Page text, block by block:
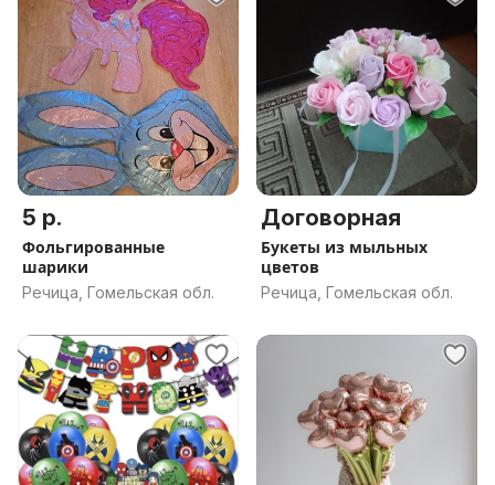
5 р.
Фольгированные
шарики
Речица, Гомельская обл.
Договорная
Букеты из мыльных
цветов
Речица, Гомельская обл.